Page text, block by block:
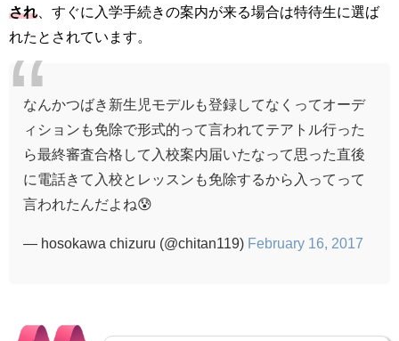
され 、すぐに入学手続きの案内が来る場合は特待生に選ば
れたとされています。
なんかつばき新生児モデルも登録してなくってオーデ
ィションも免除で形式的って言われてテアトル行った
ら最終審査合格して入校案内届いたなって思った直後
に電話きて入校とレッスンも免除するから入ってって
言われたんだよね😰
— hosokawa chizuru (@chitan119) February 16, 2017